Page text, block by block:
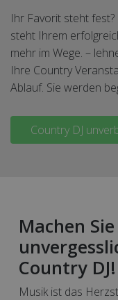
Ihr Favorit steht
steht Ihrem
mehr im Wege. –
Ihre Country
Ablauf. Sie werden
Country DJ
Machen
Country DJ!
Musik ist das